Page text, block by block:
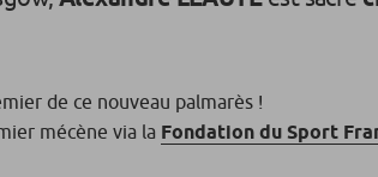
de ce nouveau palmarès !
mécène via la Fondation du Sport